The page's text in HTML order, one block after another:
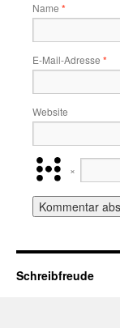
Name *
E-Mail-Adresse *
Website
×
Schreibfreude